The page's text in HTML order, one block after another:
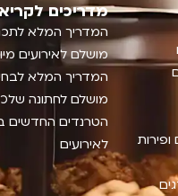
מדריכים
המדריך המלא
מושלם לאירועים
המדריך המלא
מושלם לחתונה
הטרנדים החדשים
לאירועים